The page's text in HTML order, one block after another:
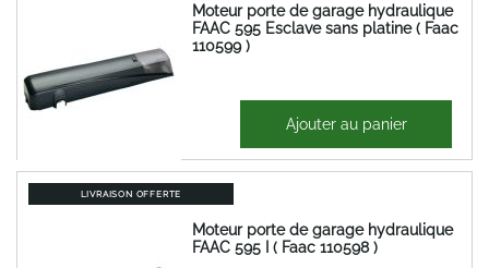
Moteur porte de garage hydraulique
FAAC 595 Esclave sans platine ( Faac
110599 )
917,99 € Ajouter au panier
LIVRAISON OFFERTE
Moteur porte de garage hydraulique
FAAC 595 I ( Faac 110598 )